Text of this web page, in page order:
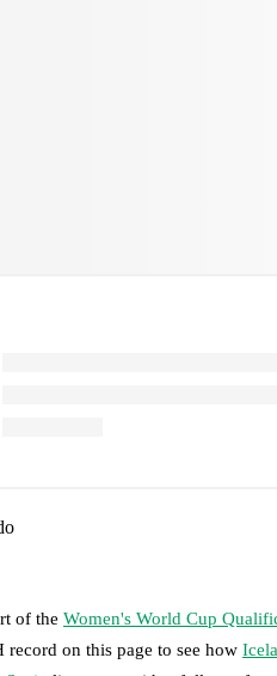
of the Women's World Cup
record on this page to see how